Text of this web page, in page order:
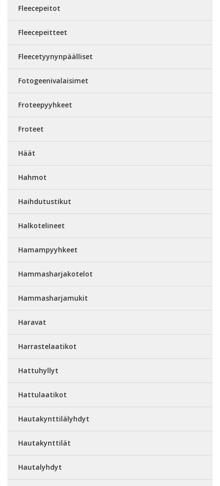
Fleecepeitot
Fleecepeitteet
Fleecetyynynpäälliset
Fotogeenivalaisimet
Froteepyyhkeet
Froteet
Häät
Hahmot
Haihdutustikut
Halkotelineet
Hamampyyhkeet
Hammasharjakotelot
Hammasharjamukit
Haravat
Harrastelaatikot
Hattuhyllyt
Hattulaatikot
Hautakynttilälyhdyt
Hautakynttilät
Hautalyhdyt